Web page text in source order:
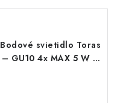
Bodové svietidlo Toras
– GU10 4x MAX 5 W –